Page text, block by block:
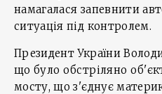
намагалася запевнити
ситуація під контролем.
Президент України
що було обстріляно
мосту, що з'єднує